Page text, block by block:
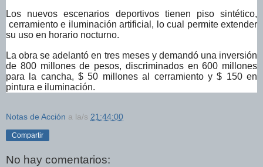
Los nuevos escenarios deportivos tienen piso sintético,
cerramiento e iluminación artificial, lo cual permite extender
su uso en horario nocturno.
La obra se adelantó en tres meses y demandó una inversión
de 800 millones de pesos, discriminados en 600 millones
para la cancha, $ 50 millones al cerramiento y $ 150 en
pintura e iluminación.
Notas de Acción a la/s 21:44:00
Compartir
No hay comentarios: